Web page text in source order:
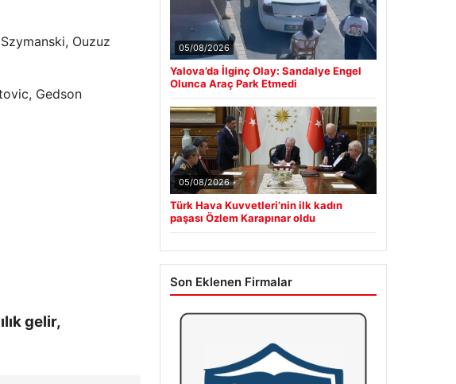
Ouzuz
Gedson
gelir,
05/08/2026
Yalova’da İlginç Olay: Sandalye Engel
Olunca Araç Park Etmedi
05/08/2026
Türk Hava Kuvvetleri’nin ilk kadın
paşası Özlem Karapınar oldu
Son Eklenen Firmalar